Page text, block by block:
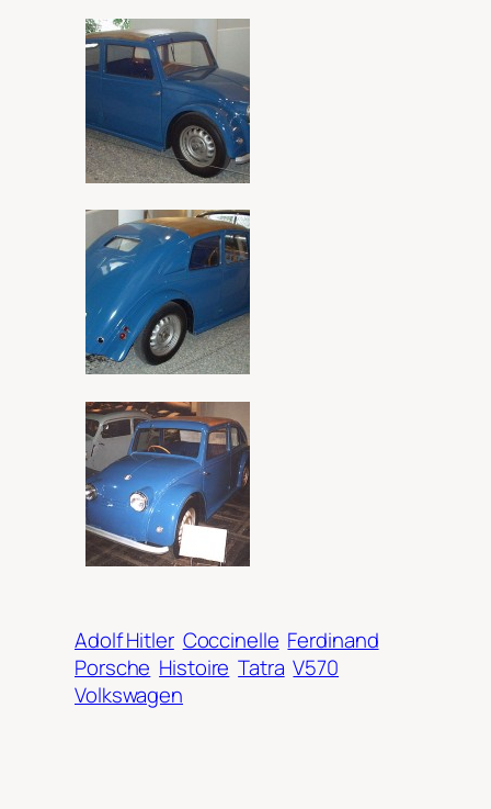
Adolf Hitler Coccinelle Ferdinand
Porsche Histoire Tatra V570
Volkswagen